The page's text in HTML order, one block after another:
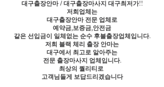
​대구출장안마 / 대구출장마사지 대구최저가!!
저희업체는
대구출장안마 전문 업체로
​예약금,보증금,안전금
같은 선입금이 일체없는 순수 후불출장업체입니다.
저희 블랙 체리 출장 안마는
대구에서 최고로 알아주는
​전문 출장마사지 업체입니다.
최상의 퀄리티로
고객님들게 보답드리겠습니다